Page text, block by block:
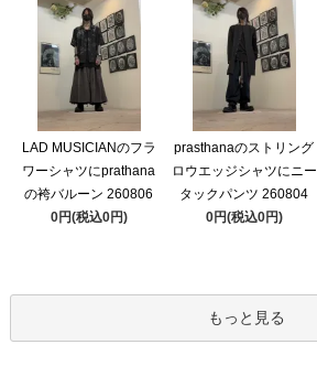
LAD MUSICIANのフラ
ワーシャツにprathana
の袴バルーン 260806
0円(税込0円)
prasthanaのストリング
ロウエッジシャツにニー
タックパンツ 260804
0円(税込0円)
もっと見る